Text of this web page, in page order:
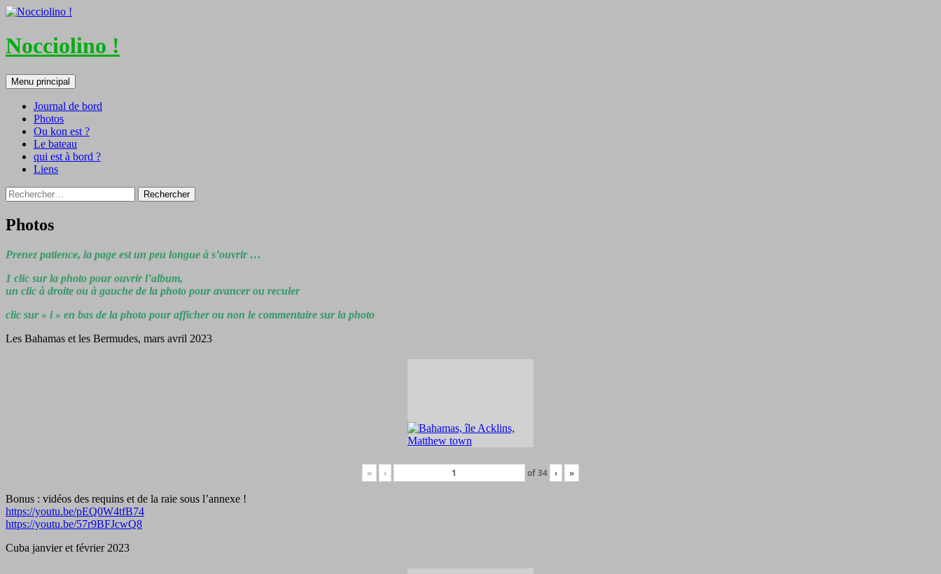
Nocciolino !
Recherche
Menu principal
Aller
au
contenu
Journal de bord
Photos
Ou kon est ?
Le bateau
qui est à bord ?
Liens
Rechercher :
Photos
Prenez patience, la page est un peu longue à s’ouvrir …
1 clic sur la photo pour ouvrir l’album,
un clic à droite ou à gauche de la photo pour avancer ou reculer
clic sur « i » en bas de la photo pour afficher ou non le commentaire sur la photo
Les Bahamas et les Bermudes, mars avril 2023
« ‹ of34 › »
Bonus : vidéos des requins et de la raie sous l’annexe !
https://youtu.be/pEQ0W4tfB74
https://youtu.be/57r9BFJcwQ8
Cuba janvier et février 2023